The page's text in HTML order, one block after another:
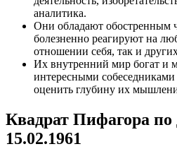
аналитика.
Они обладают обостренным
болезненно реагируют на
отношении себя, так и
Их внутренний мир богат и
интересными собеседниками
оценить глубину их
Квадрат Пифагора по
15.02.1961